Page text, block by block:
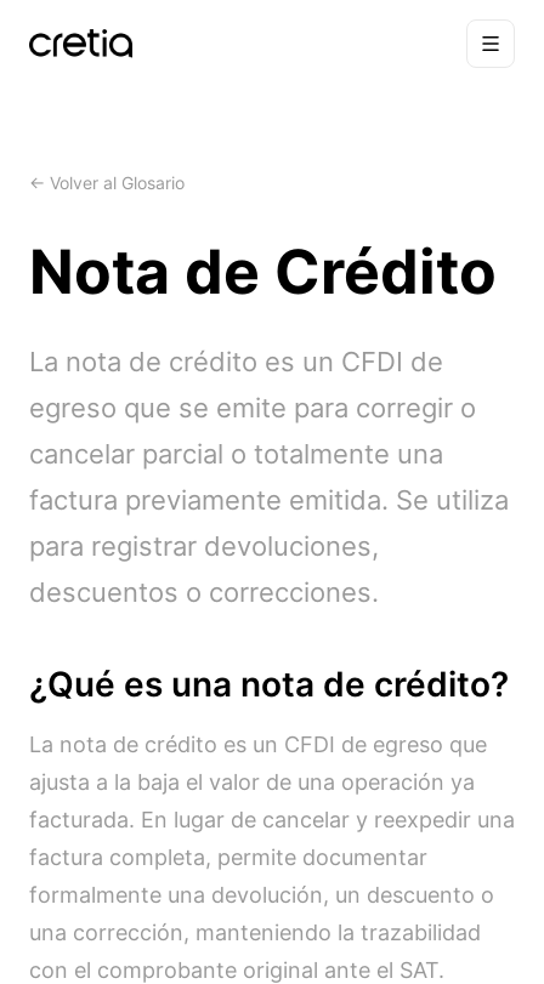
← Volver al Glosario
Nota de Crédito
La nota de crédito es un CFDI de
egreso que se emite para corregir o
cancelar parcial o totalmente una
factura previamente emitida. Se utiliza
para registrar devoluciones,
descuentos o correcciones.
¿Qué es una nota de crédito?
La nota de crédito es un CFDI de egreso que
ajusta a la baja el valor de una operación ya
facturada. En lugar de cancelar y reexpedir una
factura completa, permite documentar
formalmente una devolución, un descuento o
una corrección, manteniendo la trazabilidad
con el comprobante original ante el SAT.